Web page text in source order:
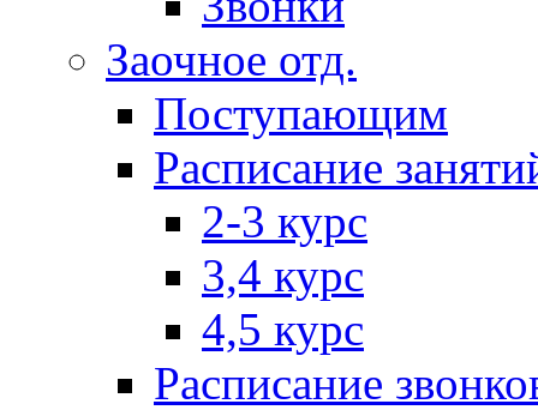
Заочное отд.
Поступающим
Расписание
2-3 курс
3,4 курс
4,5 курс
Расписание